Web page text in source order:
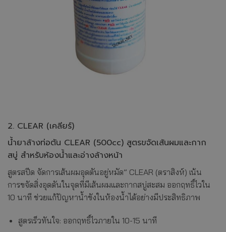
2. CLEAR (เคลียร์)
น้ำยาล้างท่อตัน CLEAR (500cc) สูตรขจัดเส้นผมและกาก
สบู่ สำหรับห้องน้ำและอ่างล้างหน้า
สูตรสปีด จัดการเส้นผมอุดตันอยู่หมัด” CLEAR (ตราสิงห์) เน้น
การขจัดสิ่งอุดตันในจุดที่มีเส้นผมและกากสบู่สะสม ออกฤทธิ์ไวใน
10 นาที ช่วยแก้ปัญหาน้ำขังในห้องน้ำได้อย่างมีประสิทธิภาพ
สูตรเร็วทันใจ: ออกฤทธิ์ไวภายใน 10-15 นาที